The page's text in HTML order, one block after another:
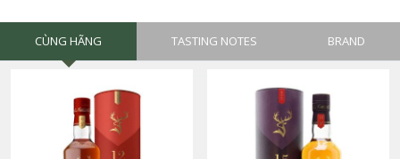
CÙNG HÃNG TASTING NOTES BRAND